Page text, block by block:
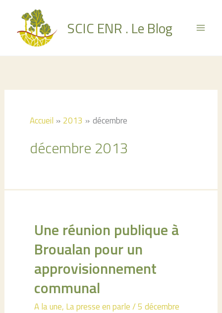
contenu
SCIC ENR . Le Blog
Accueil 2013 décembre
décembre 2013
Une réunion publique à
Broualan pour un
approvisionnement
communal
A la une, La presse en parle/5 décembre